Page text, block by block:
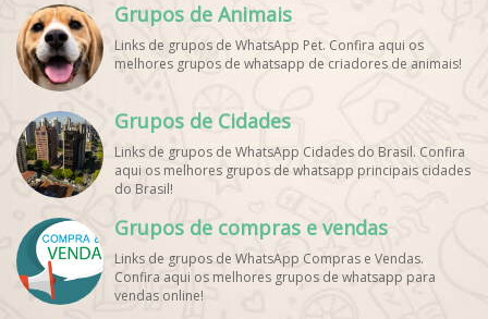
Grupos de Animais
Links de grupos de WhatsApp Pet. Confira aqui os
melhores grupos de whatsapp de criadores de animais!
Grupos de Cidades
Links de grupos de WhatsApp Cidades do Brasil. Confira
aqui os melhores grupos de whatsapp principais cidades
do Brasil!
Grupos de compras e vendas
Links de grupos de WhatsApp Compras e Vendas.
Confira aqui os melhores grupos de whatsapp para
vendas online!